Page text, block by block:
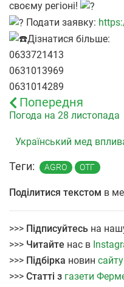
своєму регіоні!
Подати заявку:
Дізнатися більше:
0633721413
0631013969
0631014289
Попередня
Погода на 28 листопада
Український мед
Теги: AGRO ОТГ
Поділитися текстом в
>>> Підписуйтесь на
>>> Читайте нас в
>>> Підбірка новин
>>> Статті з газети